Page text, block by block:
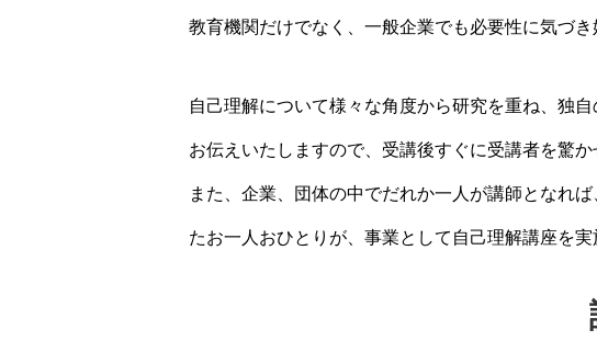
教育機関だけでなく、一般企業でも必要性に気づ
自己理解について様々な角度から研究を重ね、独
お伝えいたしますので、受講後すぐに受講者を驚
また、企業、団体の中でだれか一人が講師となれ
たお一人おひとりが、事業として自己理解講座を